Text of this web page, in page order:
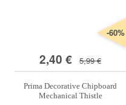
2,40 € 5,99 €
-60%
Prima Decorative Chipboard
Mechanical Thistle